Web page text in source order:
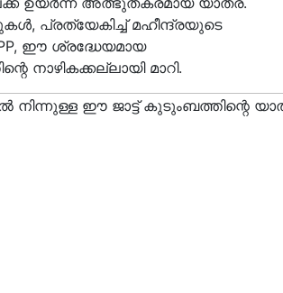
പ്രത്യേകിച്ച് മഹീന്ദ്രയുടെ
PP, ഈ ശ്രദ്ധേയമായ
നാഴികക്കല്ലായി മാറി.